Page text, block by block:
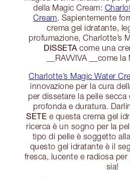
della Magic Cream:
Cream. Sapientemente
crema gel idratante,
profumazione, Charlotte’s
DISSETA come una
__RAVVIVA __come
Charlotte’s Magic Water
innovazione per la cura
per dissetare la pelle
profonda e duratura.
SETE e questa crema gel
ricerca è un sogno per la
tipo di pelle è soggetto
questo gel idratante è il
fresca, lucente e radiosa
sia!